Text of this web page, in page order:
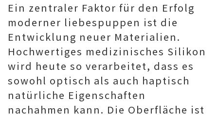
Ein zentraler Faktor für den Erfolg
moderner liebespuppen ist die
Entwicklung neuer Materialien.
Hochwertiges medizinisches Silikon
wird heute so verarbeitet, dass es
sowohl optisch als auch haptisch
natürliche Eigenschaften
nachahmen kann. Die Oberfläche ist